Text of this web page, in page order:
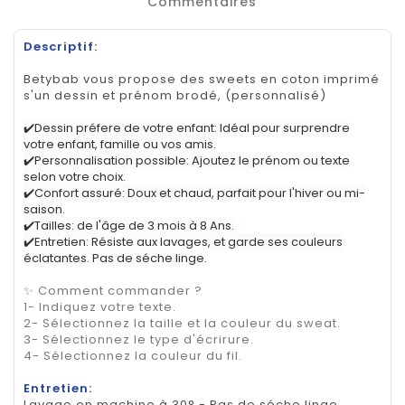
Descriptif:
Betybab vous propose des sweets en coton imprimé
s'un dessin et prénom brodé, (personnalisé)
✔️Dessin préfere de votre enfant: Idéal pour surprendre
votre enfant, famille ou vos amis.
✔️Personnalisation possible: Ajoutez le prénom ou texte
selon votre choix.
✔️Confort assuré: Doux et chaud, parfait pour l'hiver ou mi-
saison.
✔️Tailles: de l'âge de 3 mois à 8 Ans.
✔️Entretien: Résiste aux lavages, et garde ses couleurs
éclatantes. Pas de séche linge.
✨ Comment commander ?
1- Indiquez votre texte.
2- Sélectionnez la taille et la couleur du sweat.
3- Sélectionnez le type d'écrirure.
4- Sélectionnez la couleur du fil.
Entretien: